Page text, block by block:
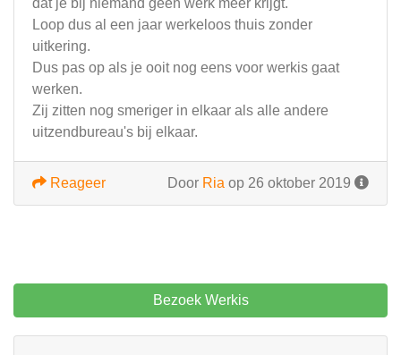
dat je bij niemand geen werk meer krijgt.
Loop dus al een jaar werkeloos thuis zonder
uitkering.
Dus pas op als je ooit nog eens voor werkis gaat
werken.
Zij zitten nog smeriger in elkaar als alle andere
uitzendbureau's bij elkaar.
Door Ria op 26 oktober 2019
Reageer
Bezoek Werkis